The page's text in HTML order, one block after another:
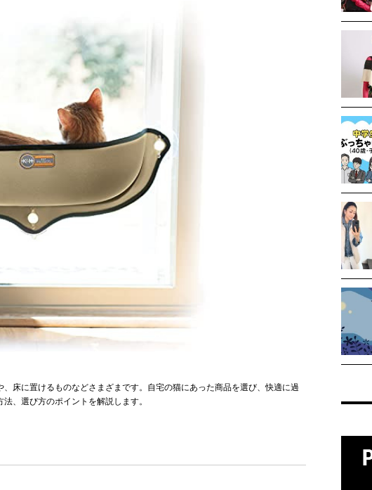
床に置けるものなどさまざまです。自宅の猫にあった商品を選び、快適に過
、選び方のポイントを解説します。